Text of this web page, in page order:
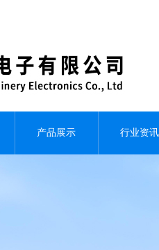
产品展示 行业资讯